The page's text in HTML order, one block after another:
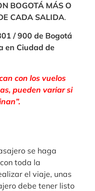
BOGOTÁ MÁS O
CADA SALIDA.
/ 900 de Bogotá
en Ciudad de
con los vuelos
pueden variar si
se haga
toda la
el viaje, unas
debe tener listo